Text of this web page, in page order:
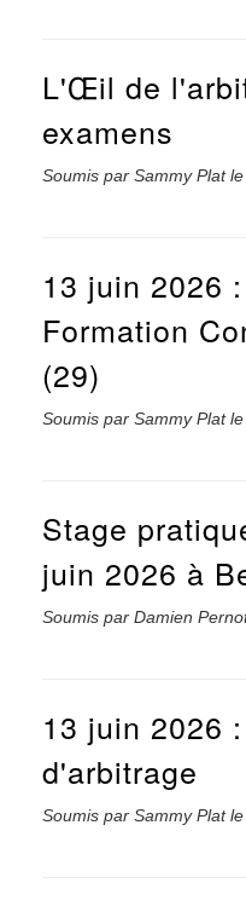
L'Œil de
examens
Soumis par Sammy Platle
13 juin 2026
Formation
(29)
Soumis par Sammy Platle
Stage
juin 2026 à
Soumis par Damien
13 juin 2026
d'arbitrage
Soumis par Sammy Platle